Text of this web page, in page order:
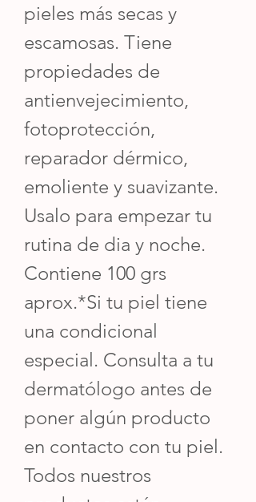
pieles más secas y
escamosas. Tiene
propiedades de
antienvejecimiento,
fotoprotección,
reparador dérmico,
emoliente y suavizante.
Usalo para empezar tu
rutina de dia y noche.
Contiene 100 grs
aprox.*Si tu piel tiene
una condicional
especial. Consulta a tu
dermatólogo antes de
poner algún producto
en contacto con tu piel.
Todos nuestros